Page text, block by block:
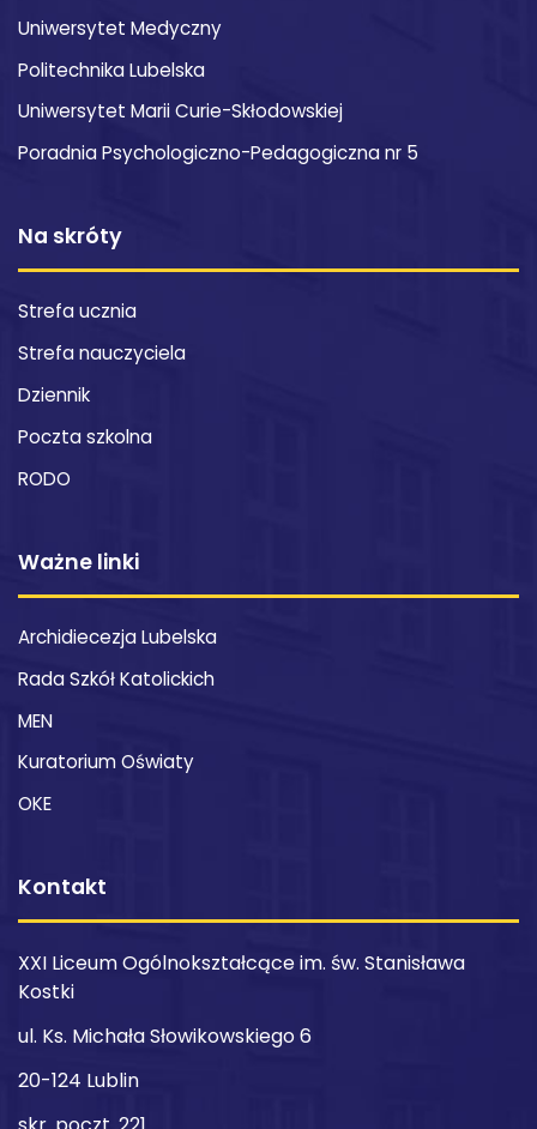
Uniwersytet Medyczny
Politechnika Lubelska
Uniwersytet Marii Curie-Skłodowskiej
Poradnia Psychologiczno-Pedagogiczna nr 5
Na skróty
Strefa ucznia
Strefa nauczyciela
Dziennik
Poczta szkolna
RODO
Ważne linki
Archidiecezja Lubelska
Rada Szkół Katolickich
MEN
Kuratorium Oświaty
OKE
Kontakt
XXI Liceum Ogólnokształcące im. św. Stanisława
Kostki
ul. Ks. Michała Słowikowskiego 6
20-124 Lublin